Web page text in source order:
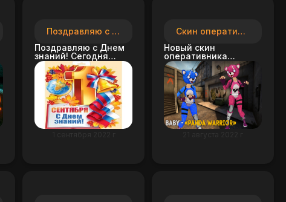
Поздравляю с Днем знаний!
Поздравляю с Днем
знаний! Сегодня
идеальный день,
чтобы пожелать
всем учащимся
успехов в новом
учебном году.
Скин оперативника - «Panda Girl»
Новый скин
оперативника
«Panda Girl» на
сервере ЯМАЙКА,
ПОСЕТИТЬ СТОИТ.